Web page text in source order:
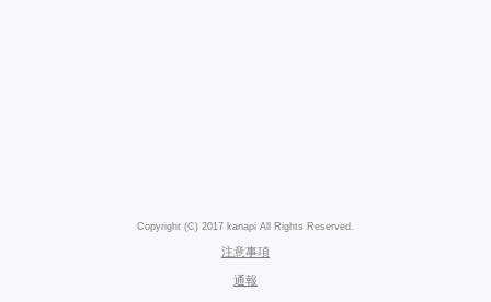
Copyright (C) 2017 kanapi All Rights Reserved.
注意事項
通報